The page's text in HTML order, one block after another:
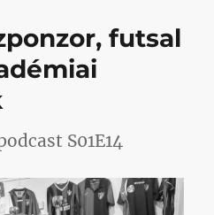
futsal
S01E14